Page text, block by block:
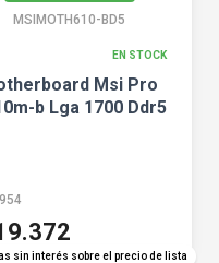
MSIMOTH610-BD5
EN STOCK
Msi Pro
b Lga 1700 Ddr5
sin interés sobre el precio de lista